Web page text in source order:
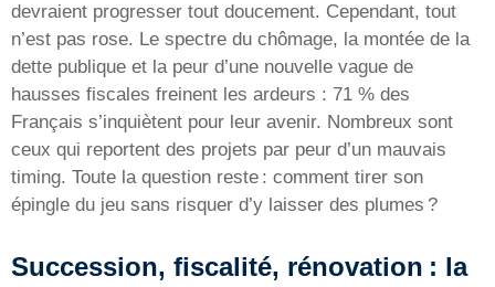
devraient progresser tout doucement. Cependant, tout
n’est pas rose. Le spectre du chômage, la montée de la
dette publique et la peur d’une nouvelle vague de
hausses fiscales freinent les ardeurs : 71 % des
Français s’inquiètent pour leur avenir. Nombreux sont
ceux qui reportent des projets par peur d’un mauvais
timing. Toute la question reste : comment tirer son
épingle du jeu sans risquer d’y laisser des plumes ?
Succession, fiscalité, rénovation : la